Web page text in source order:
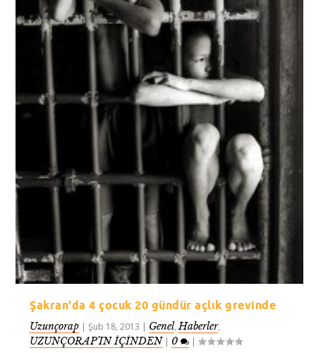
Şakran'da 4 çocuk 20 gündür açlık grevinde
Uzunçorap |Şub 18, 2013 | Genel,Haberler,
UZUNÇORAP’IN İÇİNDEN| 0 |